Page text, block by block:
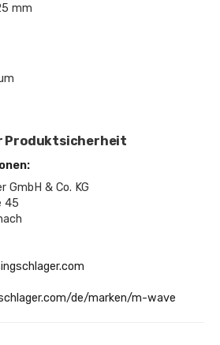
mm
Produktsicherheit
GmbH & Co. KG
45
de/marken/m-wave